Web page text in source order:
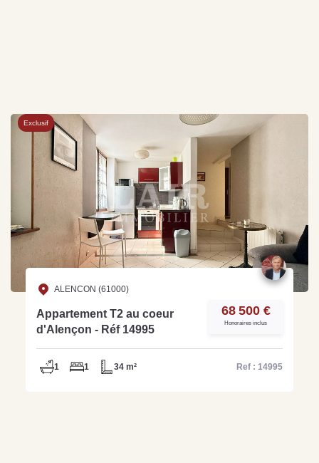
Exclusif
ALENCON (61000)
Appartement T2 au coeur
d'Alençon - Réf 14995
68 500 €
Honoraires inclus
1 1 34 m² Ref : 14995